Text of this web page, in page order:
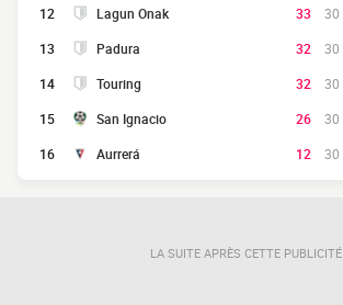
12 Lagun Onak 33 30
13 Padura 32 30
14 Touring 32 30
15 San Ignacio 26 30
16 Aurrerá 12 30
LA SUITE APRÈS CETTE PUBLICITÉ